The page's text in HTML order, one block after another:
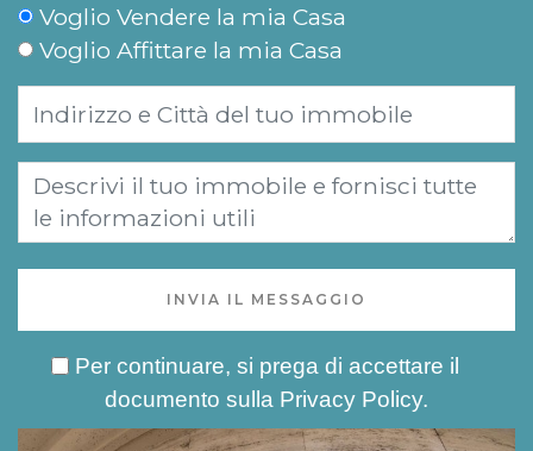
Voglio Vendere la mia Casa
Voglio Affittare la mia Casa
INVIA IL MESSAGGIO
Per continuare, si prega di accettare il
documento sulla Privacy Policy.